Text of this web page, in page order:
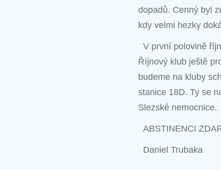
dopadů. Cenný byl
kdy velmi hezky
V první polovině
Říjnový klub ještě
budeme na kluby
stanice 18D. Ty se
Slezské nemocnice.
ABSTINENCI
Daniel Trubaka